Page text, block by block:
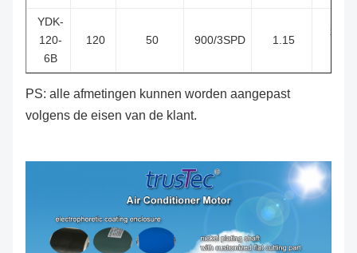
YDK-
120-
6B
120 50 900/3SPD 1.15
220
PS: alle afmetingen kunnen worden aangepast
volgens de eisen van de klant.